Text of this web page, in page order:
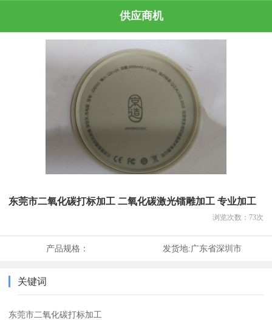
供应商机
东莞市二氧化碳打标加工 二氧化碳激光镭雕加工 专业加工
浏览次数： 73次
产品规格： 发货地:广东省深圳市
关键词
东莞市二氧化碳打标加工